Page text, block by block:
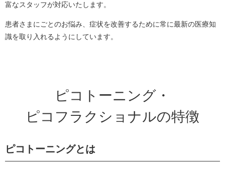
富なスタッフが対応いたします。
患者さまにごとのお悩み、症状を改善するために常に最新の医療知
識を取り入れるようにしています。
ピコトーニング・
ピコフラクショナルの特徴
ピコトーニングとは